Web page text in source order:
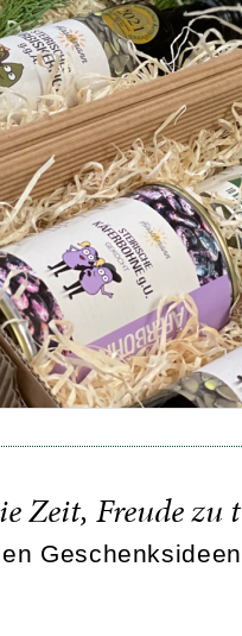
Zeit, Freude zu